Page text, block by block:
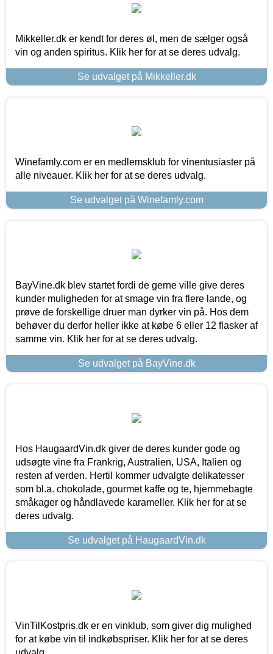
Mikkeller.dk er kendt for deres øl, men de sælger også
vin og anden spiritus. Klik her for at se deres udvalg.
Se udvalget på Mikkeller.dk
Winefamly.com er en medlemsklub for vinentusiaster på
alle niveauer. Klik her for at se deres udvalg.
Se udvalget på Winefamly.com
BayVine.dk blev startet fordi de gerne ville give deres
kunder muligheden for at smage vin fra flere lande, og
prøve de forskellige druer man dyrker vin på. Hos dem
behøver du derfor heller ikke at købe 6 eller 12 flasker af
samme vin. Klik her for at se deres udvalg.
Se udvalget på BayVine.dk
Hos HaugaardVin.dk giver de deres kunder gode og
udsøgte vine fra Frankrig, Australien, USA, Italien og
resten af verden. Hertil kommer udvalgte delikatesser
som bl.a. chokolade, gourmet kaffe og te, hjemmebagte
småkager og håndlavede karameller. Klik her for at se
deres udvalg.
Se udvalget på HaugaardVin.dk
VinTilKostpris.dk er en vinklub, som giver dig mulighed
for at købe vin til indkøbspriser. Klik her for at se deres